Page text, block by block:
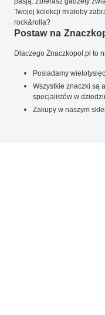
Twojej kolekcji miałoby
rock&rolla?
Postaw na
Dlaczego Znaczkopol.pl to
Posiadamy
Wszystkie znaczki są
specjalistów w
Zakupy w naszym